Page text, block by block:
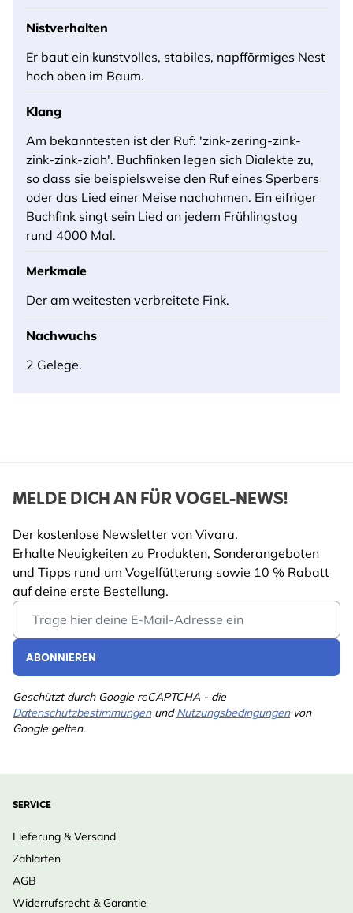
Nistverhalten
Er baut ein kunstvolles, stabiles, napfförmiges Nest
hoch oben im Baum.
Klang
Am bekanntesten ist der Ruf: 'zink-zering-zink-
zink-zink-ziah'. Buchfinken legen sich Dialekte zu,
so dass sie beispielsweise den Ruf eines Sperbers
oder das Lied einer Meise nachahmen. Ein eifriger
Buchfink singt sein Lied an jedem Frühlingstag
rund 4000 Mal.
Merkmale
Der am weitesten verbreitete Fink.
Nachwuchs
2 Gelege.
MELDE DICH AN FÜR VOGEL-NEWS!
Der kostenlose Newsletter von Vivara.
Erhalte Neuigkeiten zu Produkten, Sonderangeboten
und Tipps rund um Vogelfütterung sowie 10 % Rabatt
auf deine erste Bestellung.
Email Address
ABONNIEREN
Geschützt durch Google reCAPTCHA - die
DatenschutzbestimmungenundNutzungsbedingungenvon
Google gelten.
SERVICE
Lieferung & Versand
Zahlarten
AGB
Widerrufsrecht & Garantie